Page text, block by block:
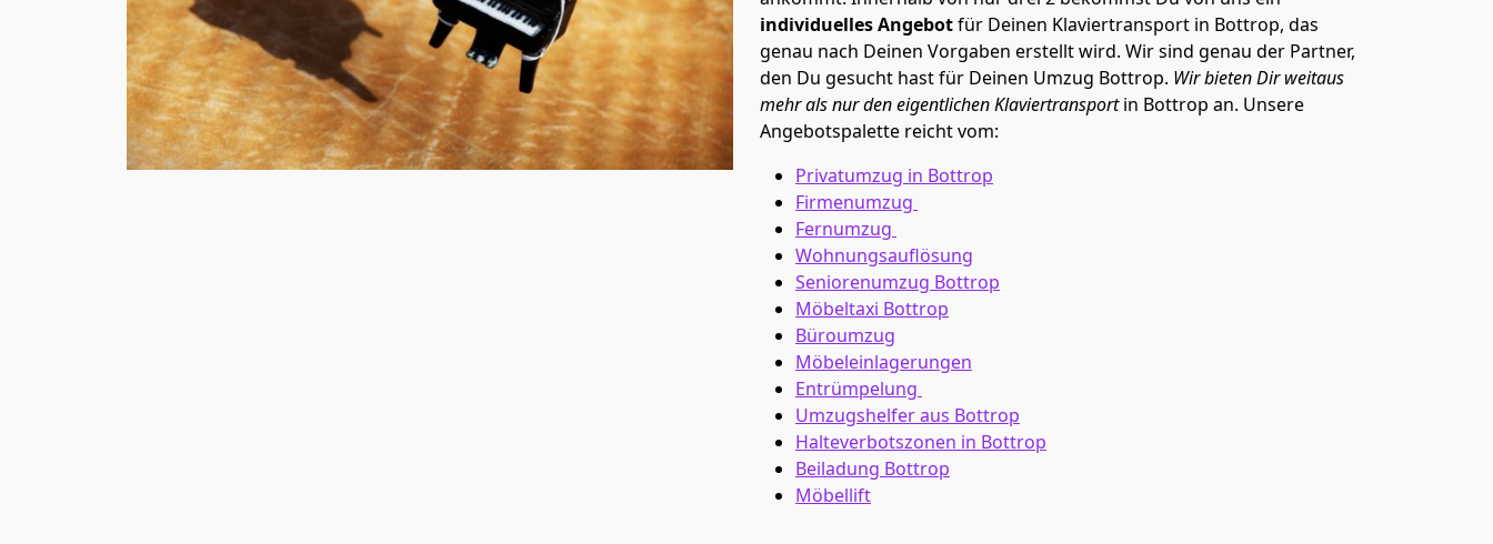
individuelles Angebotfür Deinen Klaviertransport in Bottrop, das
genau nach Deinen Vorgaben erstellt wird. Wir sind genau der Partner,
den Du gesucht hast für Deinen Umzug Bottrop. Wir bieten Dir weitaus
mehr als nur den eigentlichen Klaviertransportin Bottrop an. Unsere
Angebotspalette reicht vom:
Privatumzug in Bottrop
Firmenumzug
Fernumzug
Wohnungsauflösung
Seniorenumzug Bottrop
Möbeltaxi Bottrop
Büroumzug
Möbeleinlagerungen
Entrümpelung
Umzugshelfer aus Bottrop
Halteverbotszonen in Bottrop
Beiladung Bottrop
Möbellift